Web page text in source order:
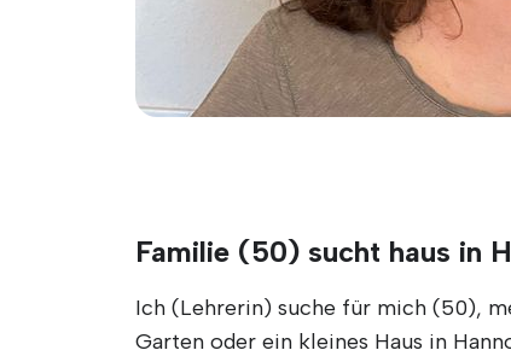
Familie (50) sucht haus in
Ich (Lehrerin) suche für mich (50),
Garten oder ein kleines Haus in